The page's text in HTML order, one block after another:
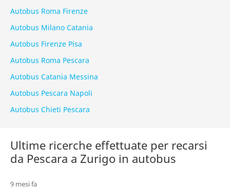
Autobus Roma Firenze
Autobus Milano Catania
Autobus Firenze Pisa
Autobus Roma Pescara
Autobus Catania Messina
Autobus Pescara Napoli
Autobus Chieti Pescara
Ultime ricerche effettuate per recarsi
da Pescara a Zurigo in autobus
9 mesi fa